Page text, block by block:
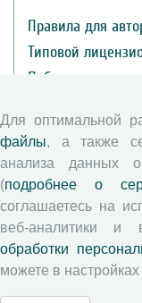
Правила для
Типовой
Публикационная
Авторские права
Рецензентам
Памятка
Положение о
Форма рецензии
Для оптимальной
файлы, а также
анализа данных
(подробнее о
соглашаетесь на
веб-аналитики и
обработки
можете в